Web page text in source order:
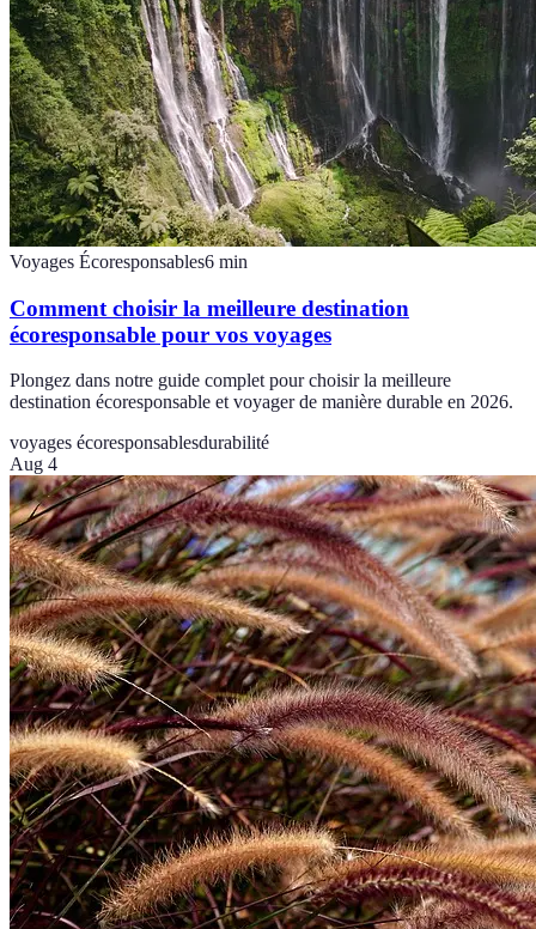
Voyages Écoresponsables6 min
Comment choisir la meilleure destination
écoresponsable pour vos voyages
Plongez dans notre guide complet pour choisir la meilleure
destination écoresponsable et voyager de manière durable en 2026.
voyages écoresponsablesdurabilité
Aug 4